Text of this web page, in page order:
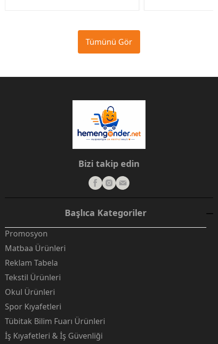
Tümünü Gör
Bizi takip edin
Başlıca Kategoriler
Promosyon
Matbaa Ürünleri
Reklam Tabela
Tekstil Ürünleri
Okul Ürünleri
Spor Kıyafetleri
Tübitak Bilim Fuarı Ürünleri
İş Kıyafetleri & İş Güvenliği